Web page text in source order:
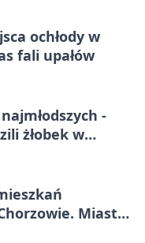
ochłody w
fali upałów
-
żłobek w
Miasto